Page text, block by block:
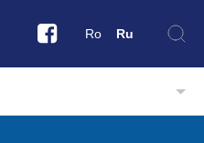
Ro Ru